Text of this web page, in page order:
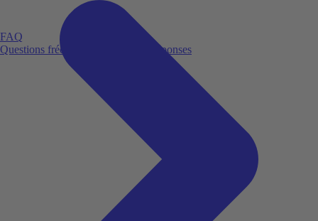
FAQ
Questions fréquemment posées et réponses